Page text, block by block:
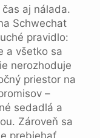
aj nálada.
Schwechat
pravidlo:
a všetko sa
nerozhoduje
priestor na
–
sedadlá a
Zároveň sa
prebiehať